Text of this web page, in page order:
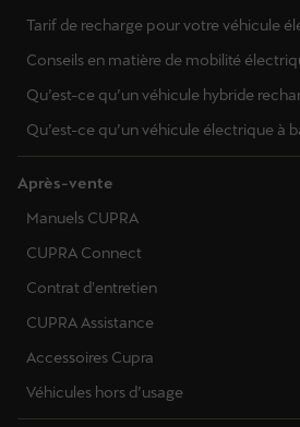
Tarif de recharge pour votre véhicule
Conseils en matière de mobilité
Qu’est-ce qu’un véhicule hybride
Qu’est-ce qu’un véhicule électrique à
Après-vente
Manuels CUPRA
CUPRA Connect
Contrat d'entretien
CUPRA Assistance
Accessoires Cupra
Véhicules hors d’usage